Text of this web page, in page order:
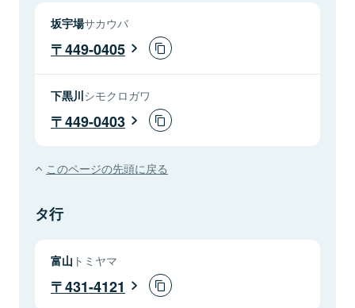
坂宇場サカウバ
449-0405
下黒川シモクロガワ
449-0403
このページの先頭に戻る
タ行
富山 トミヤマ
431-4121